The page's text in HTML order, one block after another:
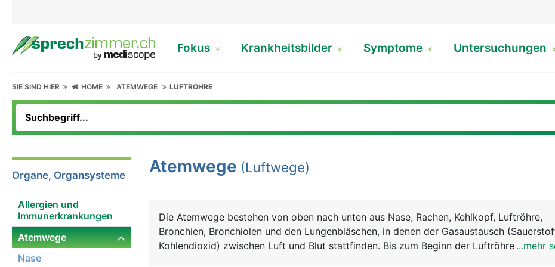
Fokus Krankheitsbilder Symptome Untersuchungen
SIE SIND HIER HOME ATEMWEGE LUFTRÖHRE
Organe, Organsysteme
Allergien und
Immunerkrankungen
Atemwege
Nase
Atemwege (Luftwege)
Die Atemwege bestehen von oben nach unten aus Nase, Rachen, Kehlkopf, Luftröhre,
Bronchien, Bronchiolen und den Lungenbläschen, in denen der Gasaustausch
Kohlendioxid) zwischen Luft und Blut stattfinden. Bis zum Beginn der Luftröhre werden
...mehr